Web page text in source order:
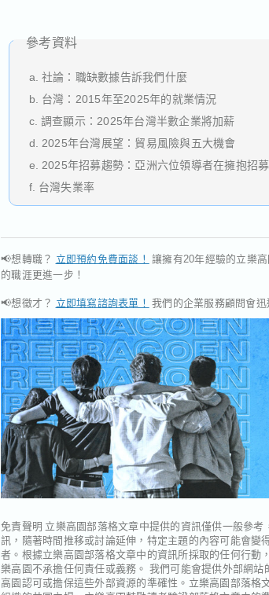
參考資料
a. 社論：職缺數據告訴我們什麼
b. 台灣：2015年至2025年的就業情況
c. 調查顯示：2025年台灣半數企業將加薪
d. 2025年台灣展望：貿易風險與五大機會
e. 2025年招募趨勢：亞洲六位領導者在擁抱招
f. 台灣失業率
📢想轉職？ 立即預約免費面談！ 讓擁有20年經驗的立樂
的職涯更進一步！
📢想徵才？ 立即填寫諮詢表單！ 我們的企業服務顧問會
免責聲明 立樂高園部落格文章中提供的資訊僅供一般參
訊，隨著時間推移或討論延伸，特定主題的內容可能會
者。根據立樂高園部落格文章中的資訊所採取的任何行
樂高園不承擔任何責任或義務。 我們可能會提供外部網
高園認可或擔保這些外部資源的準確性。立樂高園部落